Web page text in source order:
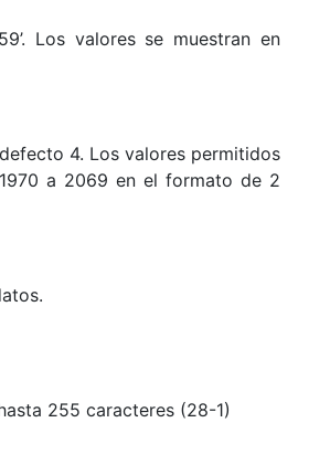
Los valores se muestran en
4. Los valores permitidos
a 2069 en el formato de 2
255 caracteres (28-1)